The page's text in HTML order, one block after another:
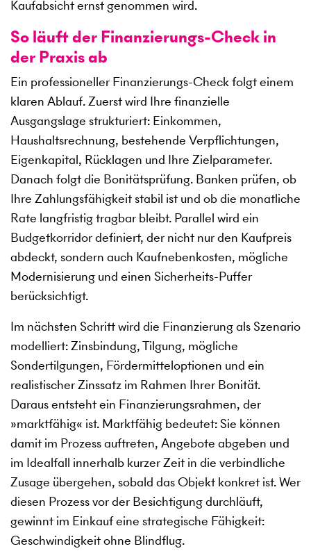
Kaufabsicht ernst genommen wird.
So läuft der Finanzierungs-Check in
der Praxis ab
Ein professioneller Finanzierungs-Check folgt einem
klaren Ablauf. Zuerst wird Ihre finanzielle
Ausgangslage strukturiert: Einkommen,
Haushaltsrechnung, bestehende Verpflichtungen,
Eigenkapital, Rücklagen und Ihre Zielparameter.
Danach folgt die Bonitätsprüfung. Banken prüfen, ob
Ihre Zahlungsfähigkeit stabil ist und ob die monatliche
Rate langfristig tragbar bleibt. Parallel wird ein
Budgetkorridor definiert, der nicht nur den Kaufpreis
abdeckt, sondern auch Kaufnebenkosten, mögliche
Modernisierung und einen Sicherheits-Puffer
berücksichtigt.
Im nächsten Schritt wird die Finanzierung als Szenario
modelliert: Zinsbindung, Tilgung, mögliche
Sondertilgungen, Fördermitteloptionen und ein
realistischer Zinssatz im Rahmen Ihrer Bonität.
Daraus entsteht ein Finanzierungsrahmen, der
»marktfähig« ist. Marktfähig bedeutet: Sie können
damit im Prozess auftreten, Angebote abgeben und
im Idealfall innerhalb kurzer Zeit in die verbindliche
Zusage übergehen, sobald das Objekt konkret ist. Wer
diesen Prozess vor der Besichtigung durchläuft,
gewinnt im Einkauf eine strategische Fähigkeit:
Geschwindigkeit ohne Blindflug.